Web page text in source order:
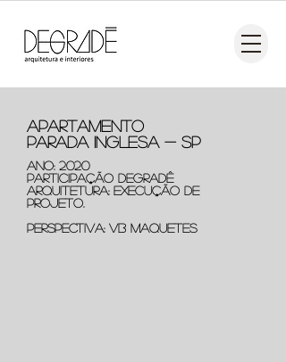
apartamento
parada inglesa - SP
ANO: 2020
PARTICIPAÇÃO DEGRADÊ
ARQUITETURA: EXECUÇÃO DE
PROJETO.
perspectiva: vb maquetes